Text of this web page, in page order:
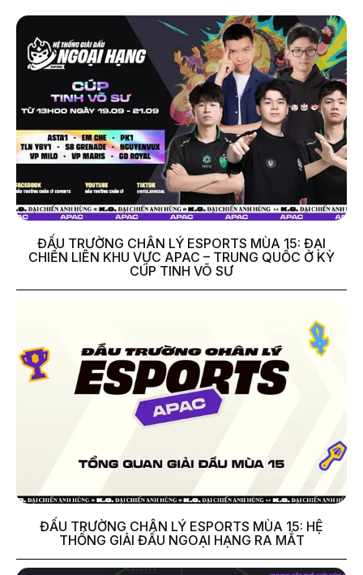
ĐẤU TRƯỜNG CHÂN LÝ ESPORTS MÙA 15: ĐẠI
CHIẾN LIÊN KHU VỰC APAC – TRUNG QUỐC Ở KỲ
CÚP TINH VÕ SƯ
ĐẤU TRƯỜNG CHÂN LÝ ESPORTS MÙA 15: HỆ
THỐNG GIẢI ĐẤU NGOẠI HẠNG RA MẮT